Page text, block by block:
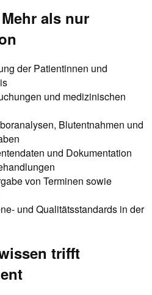
als nur
der Patientinnen und
und medizinischen
Blutentnahmen und
und Dokumentation
von Terminen sowie
und Qualitätsstandards in der
trifft